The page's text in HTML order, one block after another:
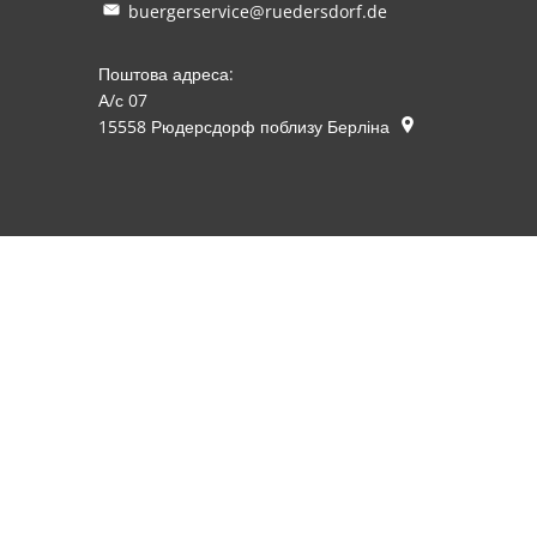
buergerservice@ruedersdorf.de
Поштова адреса:
А/с 07
15558 Рюдерсдорф поблизу Берліна